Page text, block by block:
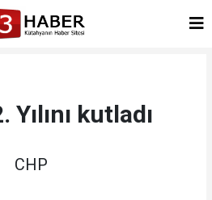
Yılını kutladı
CHP